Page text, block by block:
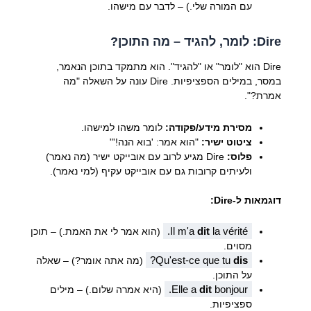
עם המורה שלי.) – לדבר עם מישהו.
Dire: לומר, להגיד – מה התוכן?
Dire הוא "לומר" או "להגיד". הוא מתמקד בתוכן הנאמר,
במסר, במילים הספציפיות. Dire עונה על השאלה "מה
אמרת?".
מסירת מידע/פקודה: לומר משהו למישהו.
ציטוט ישיר: "הוא אמר: 'בוא הנה!'"
פלוס:
Dire מגיע לרוב עם אובייקט ישיר (מה נאמר)
ולעיתים קרובות גם עם אובייקט עקיף (למי נאמר).
דוגמאות ל-Dire:
Il m'adit la vérité.
(הוא אמר לי את האמת.) – תוכן
מסוים.
Qu'est-ce que tudis
?
(מה אתה אומר?) – שאלה
על התוכן.
Elle adit bonjour.
(היא אמרה שלום.) – מילים
ספציפיות.